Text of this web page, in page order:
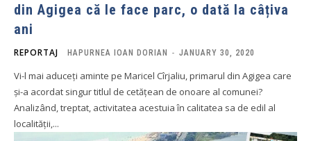
din Agigea că le face parc, o dată la câțiva
ani
REPORTAJ HAPURNEA IOAN DORIAN - JANUARY 30, 2020
Vi-l mai aduceți aminte pe Maricel Cîrjaliu, primarul din Agigea care
și-a acordat singur titlul de cetățean de onoare al comunei?
Analizând, treptat, activitatea acestuia în calitatea sa de edil al
localității,...